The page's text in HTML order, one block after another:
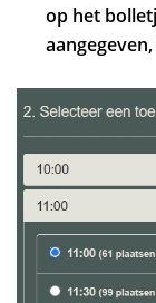
op het